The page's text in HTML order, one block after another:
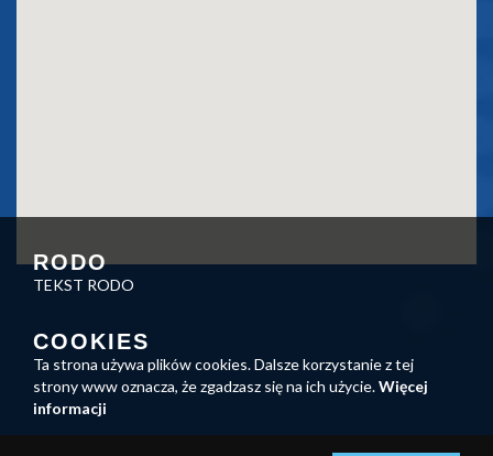
RODO
TEKST RODO
COOKIES
Ta strona używa plików cookies. Dalsze korzystanie z tej
strony www oznacza, że zgadzasz się na ich użycie.Więcej
informacji